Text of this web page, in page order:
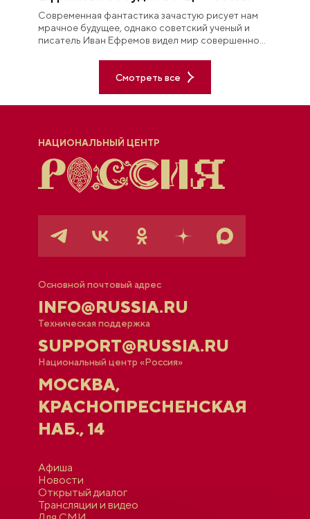
Современная фантастика зачастую рисует нам
мрачное будущее, однако советский ученый и
писатель Иван Ефремов видел мир совершенно
Смотреть все
НАЦИОНАЛЬНЫЙ ЦЕНТР
Основной почтовый адрес
INFO@RUSSIA.RU
Техническая поддержка
SUPPORT@RUSSIA.RU
Национальный центр «Россия»
МОСКВА,
КРАСНОПРЕСНЕНСКАЯ
НАБ., 14
Афиша
Новости
Открытый диалог
Трансляции и видео